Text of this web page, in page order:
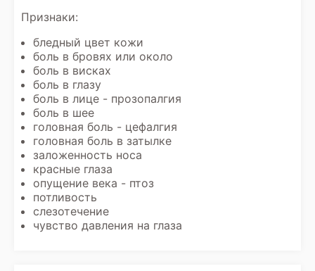
Признаки:
бледный цвет кожи
боль в бровях или около
боль в висках
боль в глазу
боль в лице - прозопалгия
боль в шее
головная боль - цефалгия
головная боль в затылке
заложенность носа
красные глаза
опущение века - птоз
потливость
слезотечение
чувство давления на глаза